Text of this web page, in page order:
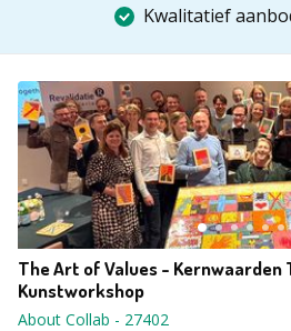
Kwalitatief
The Art of Values - Kernwaarden
Kunstworkshop
About Collab - 27402